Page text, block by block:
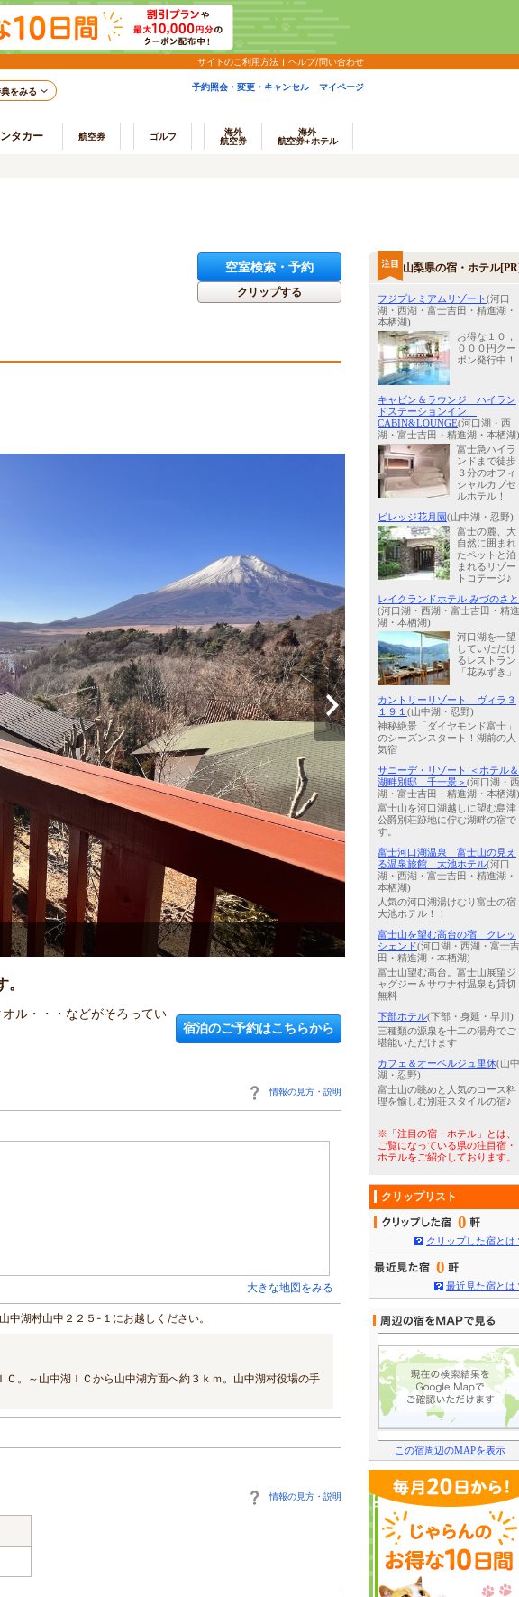
サイトのご利用方法 ヘルプ/問い合わせ
をみる 予約照会・変更・キャンセル マイページ
タカー 航空券 ゴルフ
海外
航空券
海外
航空券+ホテル
空室検索・予約
クリップする
【りす村別荘 Risuna リス
ル・・・などがそろってい
宿泊のご予約はこちらから
情報の見方・説明
大きな地図をみる
中湖村山中２２５-１にお越しください。
。～山中湖ＩＣから山中湖方面へ約３ｋｍ。山中湖村役場の手
情報の見方・説明
山梨県の宿・ホテル
フジプレミアムリゾート(河口
湖・西湖・富士吉田・精進湖・
本栖湖)
お得な１０，
０００円クー
ポン発行中！
キャビン＆ラウンジ ハイラン
ドステーションイン
CABIN&LOUNGE(河口湖・西
湖・富士吉田・精進湖・本栖湖)
富士急ハイラ
ンドまで徒歩
３分のオフィ
シャルカプセ
ルホテル！
ビレッジ花月園(山中湖・忍野)
富士の麓、大
自然に囲まれ
たペットと泊
まれるリゾー
トコテージ♪
レイクランドホテル みづのさと
(河口湖・西湖・富士吉田・精進
湖・本栖湖)
河口湖を一望
していただけ
るレストラン
「花みずき」
カントリーリゾート ヴィラ３
１９１ (山中湖・忍野)
神秘絶景「ダイヤモンド富士」
のシーズンスタート！湖前の人
気宿
サニーデ・リゾート ＜ホテル＆
湖畔別邸 千一景＞ (河口湖・西
湖・富士吉田・精進湖・本栖湖)
富士山を河口湖越しに望む島津
公爵別荘跡地に佇む湖畔の宿で
す。
富士河口湖温泉 富士山の見え
る温泉旅館 大池ホテル(河口
湖・西湖・富士吉田・精進湖・
本栖湖)
人気の河口湖湯けむり富士の宿
大池ホテル！！
富士山を望む高台の宿 クレッ
シェンド(河口湖・西湖・富士吉
田・精進湖・本栖湖)
富士山望む高台。富士山展望ジ
ャグジー＆サウナ付温泉も貸切
無料
下部ホテル(下部・身延・早川)
三種類の源泉を十二の湯舟でご
堪能いただけます
カフェ＆オーベルジュ里休(山中
湖・忍野)
富士山の眺めと人気のコース料
理を愉しむ別荘スタイルの宿♪
※「注目の宿・ホテル」とは、
ご覧になっている県の注目宿・
ホテルをご紹介しております。
クリップリスト
0
クリップした宿とは
0
最近見た宿とは
この宿周辺のMAPを表示